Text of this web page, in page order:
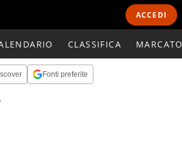
ACCEDI
CLASSIFICA
Fonti preferite